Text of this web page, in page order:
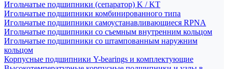
Игольчатые подшипники (сепаратор) K / KT
Игольчатые подшипники комбинированного типа
Игольчатые подшипники самоустанавливающиеся RPNA
Игольчатые подшипники со съемным внутренним кольцом
Игольчатые подшипники со штампованным наружним
кольцом
Корпусные подшипники Y-bearings и комплектующие